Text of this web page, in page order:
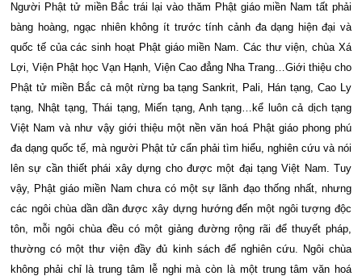
Người Phật tử miền Bắc trái lại vào thăm Phật giáo miền Nam tất phải
bàng hoàng, ngạc nhiên không ít trước tính cảnh đa dạng hiện đại và
quốc tế của các sinh hoạt Phật giáo miền Nam. Các thư viện, chùa Xá
Lợi, Viện Phật học Vạn Hạnh, Viện Cao đẳng Nha Trang…Giới thiệu cho
Phật tử miền Bắc cả một rừng ba tạng Sankrit, Pali, Hán tạng, Cao Ly
tạng, Nhật tạng, Thái tạng, Miến tạng, Anh tạng…kể luôn cả dịch tạng
Việt Nam và như vậy giới thiệu một nền văn hoá Phật giáo phong phú
đa dạng quốc tế, mà người Phật tử cẩn phải tìm hiểu, nghiên cứu và nói
lên sự cần thiết phái xây dựng cho được một đại tạng Việt Nam. Tuy
vậy, Phật giáo miền Nam chưa có một sự lãnh đạo thống nhất, nhưng
các ngôi chùa dần dần được xây dựng hướng đến một ngôi tượng độc
tôn, mỗi ngôi chùa đều có một giảng đường rộng rãi để thuyết pháp,
thường có một thư viện đầy đủ kinh sách để nghiên cứu. Ngôi chùa
không phải chỉ là trung tâm lễ nghi mà còn là một trung tâm văn hoá